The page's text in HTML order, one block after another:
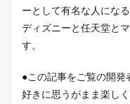
ーとして有名な人にな
ディズニーと任天堂と
す。
●この記事をご覧の開
好きに思うがまま楽し